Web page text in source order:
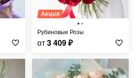
Акция
Рубиновые Розы
от3 409₽